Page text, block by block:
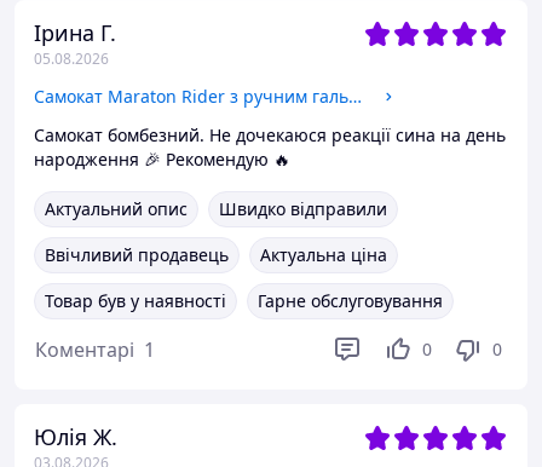
Ірина Г.
05.08.2026
Самокат Maraton Rider з ручним гальмом + світяться колеса синій
Самокат бомбезний. Не дочекаюся реакції сина на день
народження 🎉 Рекомендую 🔥
Актуальний опис
Швидко відправили
Ввічливий продавець
Актуальна ціна
Товар був у наявності
Гарне обслуговування
Коментарі 1 0 0
Юлія Ж.
03.08.2026